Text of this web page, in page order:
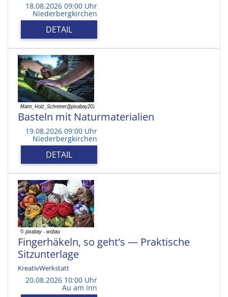
18.08.2026 09:00 Uhr
Niederbergkirchen
DETAIL
Basteln mit Naturmaterialien
19.08.2026 09:00 Uhr
Niederbergkirchen
DETAIL
Fingerhäkeln, so geht's — Praktische
Sitzunterlage
KreativWerkstatt
20.08.2026 10:00 Uhr
Au am Inn